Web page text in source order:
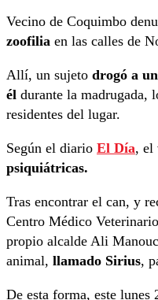
Vecino de Coquimbo
zoofilia en las calles de
Allí, un sujeto drogó a
él durante la madrugada,
residentes del lugar.
Según el diario El Día, el
psiquiátricas.
Tras encontrar el can, y
Centro Médico
propio alcalde Ali
animal, llamado Sirius,
De esta forma, este lunes